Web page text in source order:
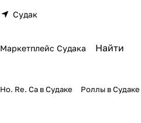
Судак
Маркетплейс Судака
Ho. Re. Ca в Судаке Роллы в Судаке